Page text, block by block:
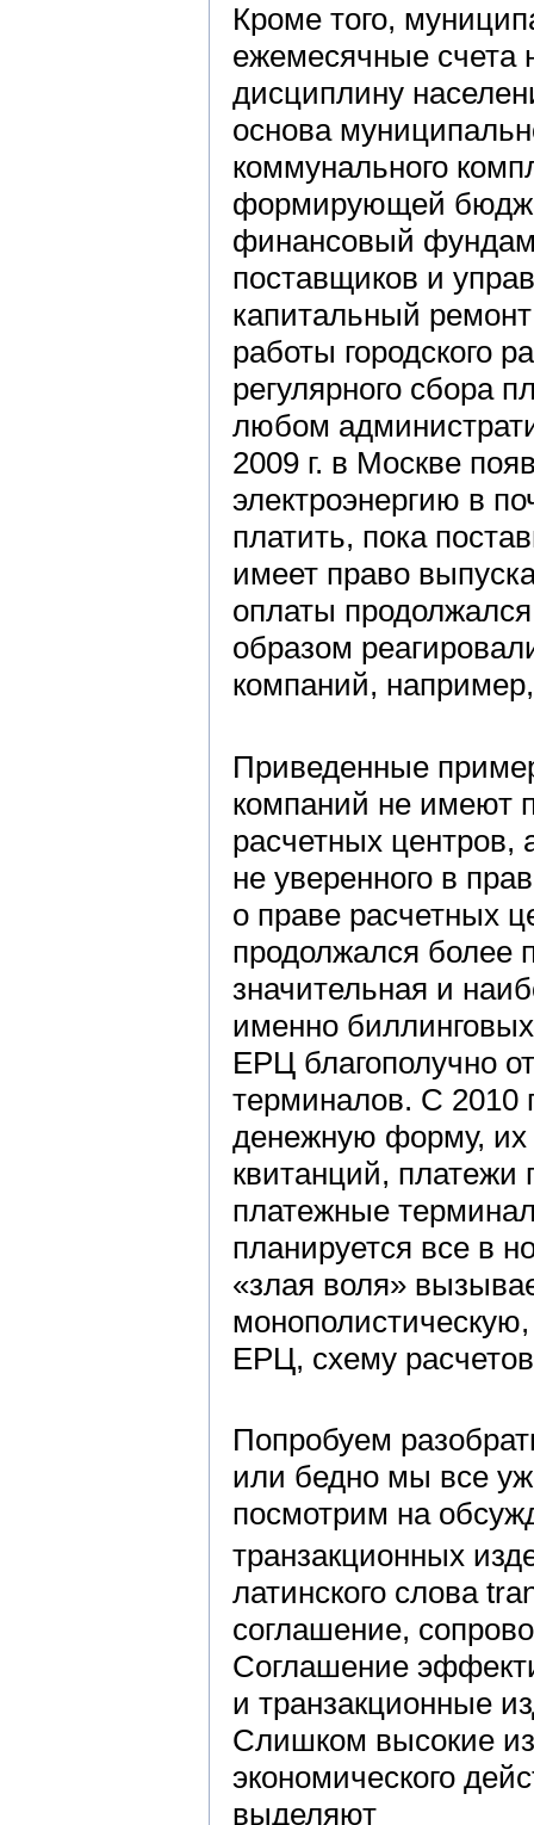
Кроме того,
ежемесячные счета
дисциплину
основа
коммунального
формирующей
финансовый
поставщиков и
капитальный
работы городского
регулярного сбора
любом
2009 г. в Москве
электроэнергию в
платить, пока
имеет право
оплаты
образом
компаний,
Приведенные
компаний не имеют
расчетных
не уверенного в
о праве расчетных
продолжался более
значительная и
именно
ЕРЦ благополучно
терминалов. С 2010
денежную форму, их
квитанций, платежи
платежные
планируется все в
«злая воля»
ЕРЦ, схему
Попробуем
или бедно мы все
посмотрим на
транзакционных
латинского слова
соглашение,
Соглашение
и транзакционные
Слишком высокие
экономического
выделяют